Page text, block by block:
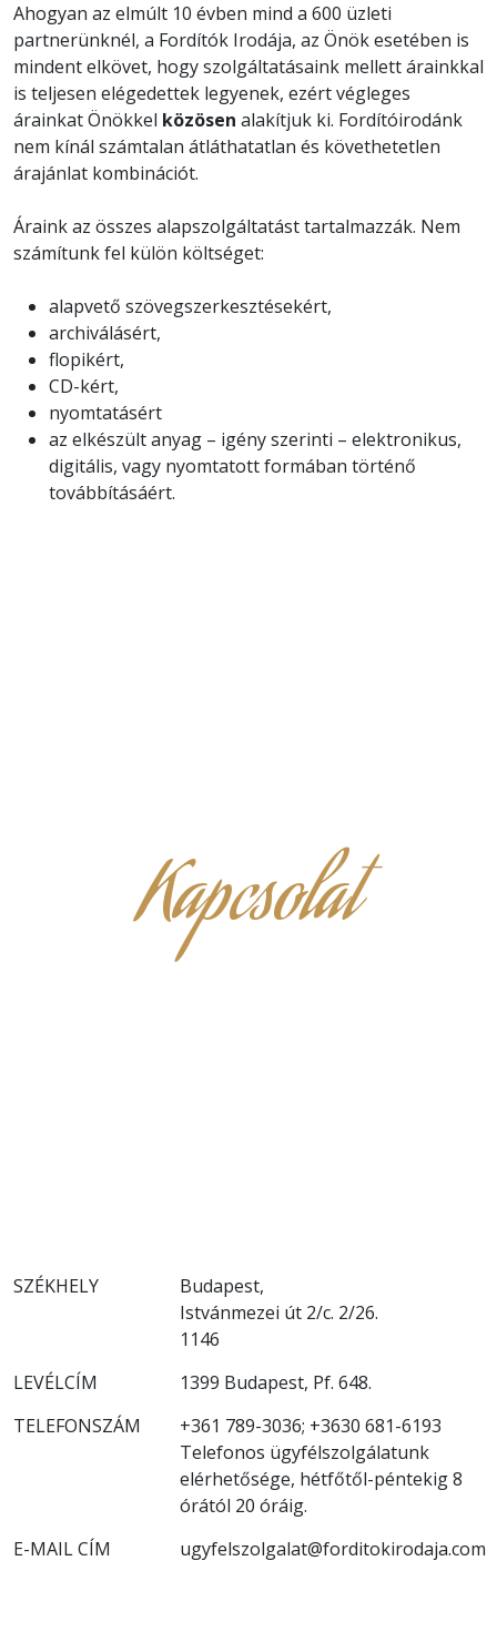
Ahogyan az elmúlt 10 évben mind a 600 üzleti
partnerünknél, a Fordítók Irodája, az Önök esetében is
mindent elkövet, hogy szolgáltatásaink mellett árainkkal
is teljesen elégedettek legyenek, ezért végleges
árainkat Önökkel közösen alakítjuk ki. Fordítóirodánk
nem kínál számtalan átláthatatlan és követhetetlen
árajánlat kombinációt.
Áraink az összes alapszolgáltatást tartalmazzák. Nem
számítunk fel külön költséget:
alapvető szövegszerkesztésekért,
archiválásért,
flopikért,
CD-kért,
nyomtatásért
az elkészült anyag – igény szerinti – elektronikus,
digitális, vagy nyomtatott formában történő
továbbításáért.
Kapcsolat
SZÉKHELY
Budapest,
Istvánmezei út 2/c. 2/26.
1146
LEVÉLCÍM
1399 Budapest, Pf. 648.
TELEFONSZÁM
+361 789-3036; +3630 681-6193
Telefonos ügyfélszolgálatunk
elérhetősége, hétfőtől-péntekig 8
órától 20 óráig.
E-MAIL CÍM
ugyfelszolgalat@forditokirodaja.com